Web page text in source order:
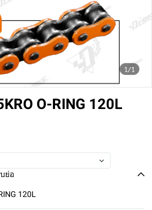
1/1
O-RING 120L
ย่อ
120L